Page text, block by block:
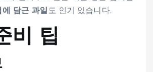
에 담근 과일 도 인기 있습니다.
비 팁